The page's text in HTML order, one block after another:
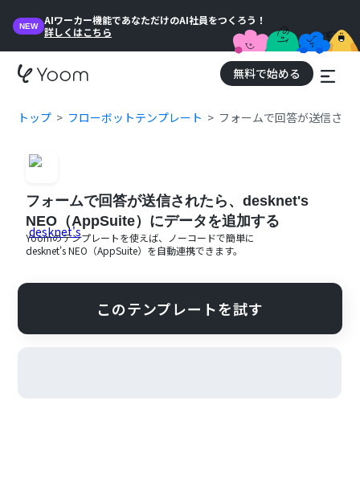
NEW
AIワーカー機能であなただけのAI社員をつくろう！
詳しくはこちら
無料で始める
トップ フローボットテンプレート フォームで回答が送信さ
フォームで回答が送信されたら、desknet's
NEO（AppSuite）にデータを追加する
Yoomのテンプレートを使えば、ノーコードで簡単に
desknet's NEO（AppSuite） を自動連携できます。
このテンプレートを試す